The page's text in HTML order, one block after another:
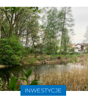
INWESTYCJE